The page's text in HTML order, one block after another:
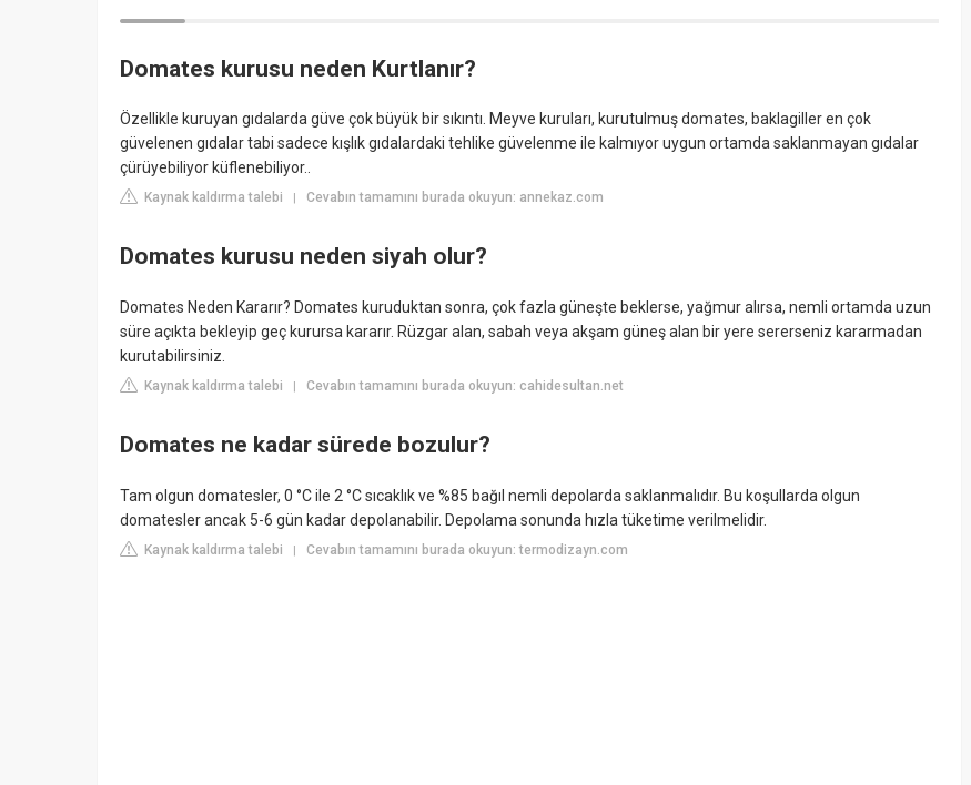
Domates kurusu neden Kurtlanır?
Özellikle kuruyan gıdalarda güve çok büyük bir sıkıntı. Meyve kuruları, kurutulmuş domates, baklagiller en çok
güvelenen gıdalar tabi sadece kışlık gıdalardaki tehlike güvelenme ile kalmıyor uygun ortamda saklanmayan gıdalar
çürüyebiliyor küflenebiliyor..
Kaynak kaldırma talebi | Cevabın tamamını burada okuyun: annekaz.com
Domates kurusu neden siyah olur?
Domates Neden Kararır? Domates kuruduktan sonra, çok fazla güneşte beklerse, yağmur alırsa, nemli ortamda uzun
süre açıkta bekleyip geç kurursa kararır. Rüzgar alan, sabah veya akşam güneş alan bir yere sererseniz kararmadan
kurutabilirsiniz.
Kaynak kaldırma talebi | Cevabın tamamını burada okuyun: cahidesultan.net
Domates ne kadar sürede bozulur?
Tam olgun domatesler, 0 °C ile 2 °C sıcaklık ve %85 bağıl nemli depolarda saklanmalıdır. Bu koşullarda olgun
domatesler ancak 5-6 gün kadar depolanabilir. Depolama sonunda hızla tüketime verilmelidir.
Kaynak kaldırma talebi | Cevabın tamamını burada okuyun: termodizayn.com